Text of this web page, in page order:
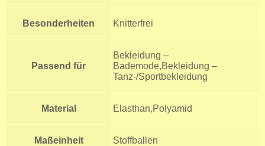
Besonderheiten Knitterfrei
Passend für
Bekleidung –
Bademode,Bekleidung –
Tanz-/Sportbekleidung
Material Elasthan,Polyamid
Maßeinheit Stoffballen